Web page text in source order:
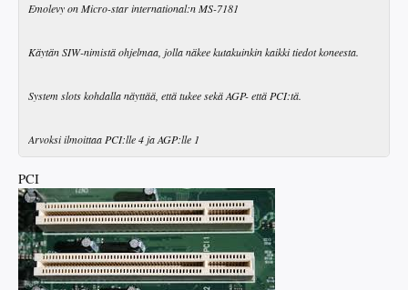
Emolevy on Micro-star international:n MS-7181
Käytän SIW-nimistä ohjelmaa, jolla näkee kutakuinkin kaikki tiedot koneesta.
System slots kohdalla näyttää, että tukee sekä AGP- että PCI:tä.
Arvoksi ilmoittaa PCI:lle 4 ja AGP:lle 1
PCI